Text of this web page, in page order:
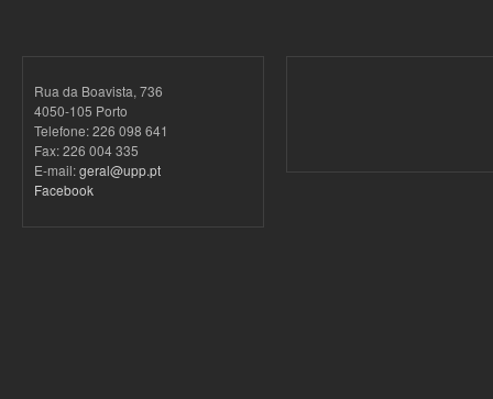
Rua da Boavista, 736
4050-105 Porto
Telefone: 226 098 641
Fax: 226 004 335
E-mail:geral@upp.pt
Facebook